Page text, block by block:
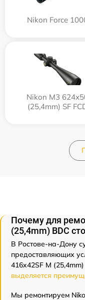
Nikon Force
Nikon M3
(25,4mm) SF
Почему для
(25,4mm) BDC
В Ростове-на-Дону
предоставляющих
416x42SF M
выделяется
Мы ремонтируем